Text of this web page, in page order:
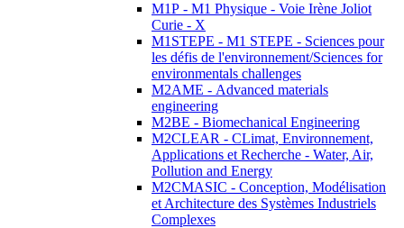
M1P - M1 Physique - Voie Irène Joliot
Curie - X
M1STEPE - M1 STEPE - Sciences pour
les défis de l'environnement/Sciences for
environmentals challenges
M2AME - Advanced materials
engineering
M2BE - Biomechanical Engineering
M2CLEAR - CLimat, Environnement,
Applications et Recherche - Water, Air,
Pollution and Energy
M2CMASIC - Conception, Modélisation
et Architecture des Systèmes Industriels
Complexes